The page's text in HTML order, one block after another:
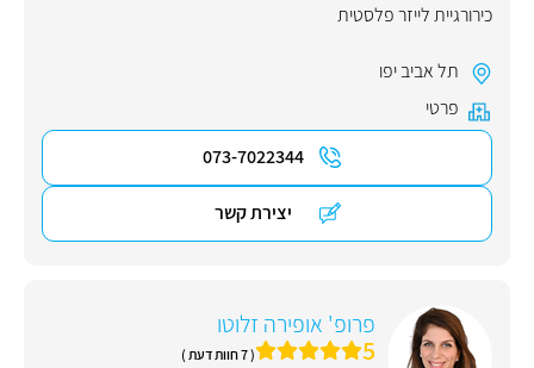
כירורגיית לייזר פלסטית
תל אביב יפו
פרטי
073-7022344
יצירת קשר
פרופ' אופירה זלוטו
5 ( 7 חוות דעת )